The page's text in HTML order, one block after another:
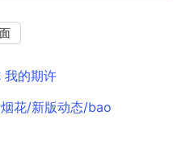
我的期许
花/新版动态/bao